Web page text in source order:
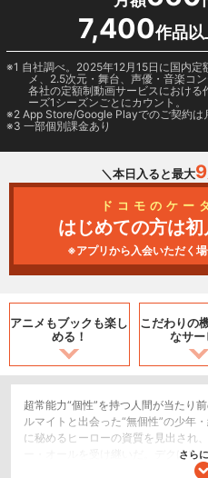
7,400作品以
1 自社調べ。2025年12月15日に国内
メ、2.5次元・舞台、声優・音楽コ
各社の定額制動画サービスにおける
ーズ1シーズンごとにカウント。
2 App Store/Google Playでのご契約は
3 一部個別課金あり
＼本日入ると最大9
ドコモのケー
はじめての方は
※アプリから入会いただく
アニメもブックも楽し
める！
こだわりの
なサー
超常能力“個性”を持つ人間が当たり
ルマイトと出会った“無個性”の少年
に秘めるヒーローの資質を見出され
ー・オールを受け継いだ。デクはヒ
し、“個性”で社会や人々を救ける“
さら